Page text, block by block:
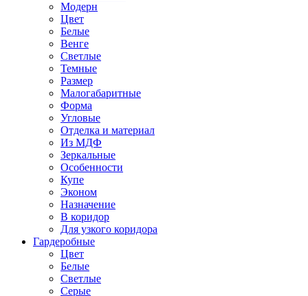
Модерн
Цвет
Белые
Венге
Светлые
Темные
Размер
Малогабаритные
Форма
Угловые
Отделка и материал
Из МДФ
Зеркальные
Особенности
Купе
Эконом
Назначение
В коридор
Для узкого коридора
Гардеробные
Цвет
Белые
Светлые
Серые